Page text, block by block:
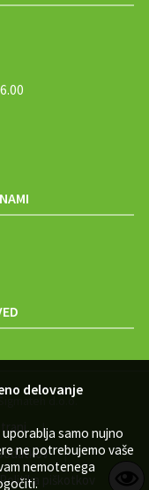
d.o.o.
|
|
Politika piškotkov
delovanje
samo nujno
ne potrebujemo vaše
nemotenega